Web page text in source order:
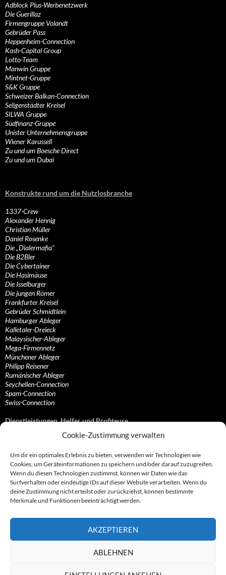
Cookie-Zustimmung verwalten
Um dir ein optimales Erlebnis zu bieten, verwenden wir Technologien wie
Cookies, um Geräteinformationen zu speichern und/oder darauf zuzugreifen.
Wenn du diesen Technologien zustimmst, können wir Daten wie das
Surfverhalten oder eindeutige IDs auf dieser Website verarbeiten. Wenn du
deine Zustimmung nicht erteilst oder zurückziehst, können bestimmte
Merkmale und Funktionen beeinträchtigt werden.
AKZEPTIEREN
ABLEHNEN
Adblock Plus-Werbenetzwerk
Die Guerillaz
Firmengruppe Volandt
Gebrüder Pass
Heppenheim-Connection
Kash-Capital Group
Lotto-Team
Manwin Gruppe
Mintnet-Gruppe
S&K Gruppe
Schweizer Balkan-Connection
Seligenstädter Kreisel
SILWA Gruppe
Südfinanz-Gruppe
Unister Unternehmensgruppe
Wiener Karussell
Zu und um Boesche Direct
Zu und um Dubai
Konstrukte rund um die Nutzlosbranche
1337-Crew
Alexander Hennig
Christian Müller
Daniel Rosenke
Die „Dialermafia“
Die B2Bler
Die Cybertainer
Die Hasimäuse
Die Isselburger
Die jungen Römer
Frankfurter Kreisel
Gebrüder Schmidtlein
Hamburger Ableger
Kalletaler-Dreieck
Malaysischer-Ableger
Mega-Firmennetz
Münchener Ableger
Philipp Reisener
Rumänischer Ableger
Seychellen-Connection
Spam-Connection
Swiss-Connection
Dienstleistungen, Helfer und Profiteure
Anonymisierungsdienste, VPN- und Web-Proxy…
Bezahlsysteme, Finanzdienstleister und…
Bürodienstleister, Firmengründer- und/oder…
Datenhändler, Adressbroker und zielgerichtetes…
Hosting, Routing, Provider, Domain-, Web- und…
Inkasso, Forderungsmanagement und eintreibende…
Spieleanbieter, Online- und Browsergames
Partnerprogramme, Vertriebskanäle- und…
Telekommunikationsdienstleister, Internet…
Vereine, Verbände, Vereinigungen und Lobbyisten
Web-Rotlichtbezirk, Erotik- und XXX-Anbieter
Sonstige Dienstleister, Profiteure und Kooperationen